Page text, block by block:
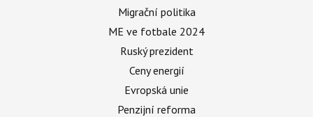
Migrační politika
ME ve fotbale 2024
Ruský prezident
Ceny energií
Evropská unie
Penzijní reforma